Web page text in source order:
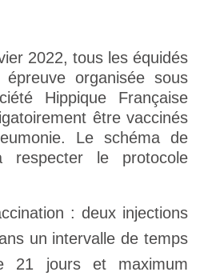
2022, tous les équidés
organisée sous
Hippique Française
être vaccinés
Le schéma de
respecter le protocole
: deux injections
un intervalle de temps
21 jours et maximum